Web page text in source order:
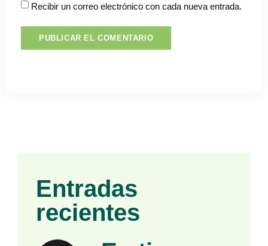
Recibir un correo electrónico con cada nueva entrada.
Entradas
recientes